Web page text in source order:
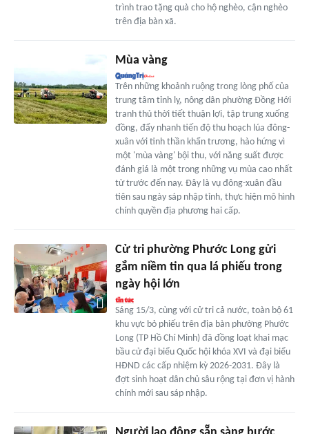
trình trao tặng quà cho hộ nghèo, cận nghèo
trên địa bàn xã.
Mùa vàng
Trên những khoảnh ruộng trong lòng phố của
trung tâm tỉnh lỵ, nông dân phường Đồng Hới
tranh thủ thời tiết thuận lợi, tập trung xuống
đồng, đẩy nhanh tiến độ thu hoạch lúa đông-
xuân với tinh thần khẩn trương, hào hứng vì
một 'mùa vàng' bội thu, với năng suất được
đánh giá là một trong những vụ mùa cao nhất
từ trước đến nay. Đây là vụ đông-xuân đầu
tiên sau ngày sáp nhập tỉnh, thực hiện mô hình
chính quyền địa phương hai cấp.
Cử tri phường Phước Long gửi
gắm niềm tin qua lá phiếu trong
ngày hội lớn
Sáng 15/3, cùng với cử tri cả nước, toàn bộ 61
khu vực bỏ phiếu trên địa bàn phường Phước
Long (TP Hồ Chí Minh) đã đồng loạt khai mạc
bầu cử đại biểu Quốc hội khóa XVI và đại biểu
HĐND các cấp nhiệm kỳ 2026-2031. Đây là
đợt sinh hoạt dân chủ sâu rộng tại đơn vị hành
chính mới sau sáp nhập.